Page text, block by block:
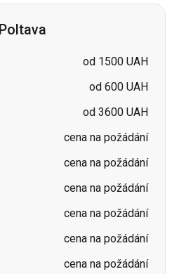
cena na požádání
cena na požádání
cena na požádání
cena na požádání
cena na požádání
cena na požádání
cena na požádání